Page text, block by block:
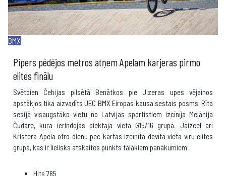
BMX
Pipers pēdējos metros atņem Apelam karjeras pirmo
elites finālu
Svētdien Čehijas pilsētā Benātkos pie Jizeras upes vējainos
apstākļos tika aizvadīts UEC BMX Eiropas kausa sestais posms. Rīta
sesijā visaugstāko vietu no Latvijas sportistiem izcīnīja Melānija
Čudare, kura ierindojās piektajā vietā G15/16 grupā. Jāizceļ arī
Kristera Apela otro dienu pēc kārtas izcīnītā devītā vieta vīru elites
grupā, kas ir lielisks atskaites punkts tālākiem panākumiem.
Hits 785